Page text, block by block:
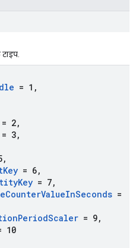
= 1 ,
= 2,
= 3,
,
Key = 6,
Key = 7,
CounterValueInSeconds =
PeriodScaler = 9,
10